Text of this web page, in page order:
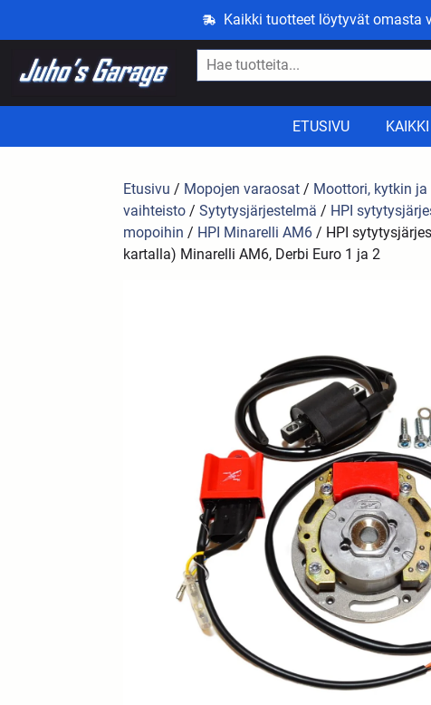
Kaikki tuotteet löytyvät omasta
ETUSIVU
Etusivu / Mopojen varaosat / Moottori, kytkin ja
vaihteisto /Sytytysjärjestelmä / HPI
mopoihin / HPI Minarelli AM6 / HPI
kartalla) Minarelli AM6, Derbi Euro 1 ja 2